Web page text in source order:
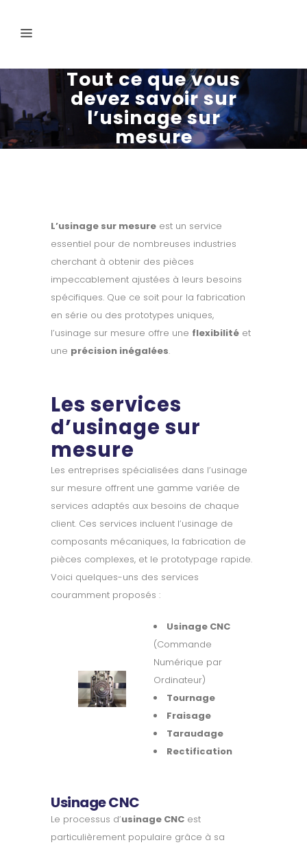
Tout ce que vous
devez savoir sur
l’usinage sur
mesure
L’usinage sur mesure est un service
essentiel pour de nombreuses industries
cherchant à obtenir des pièces
impeccablement ajustées à leurs besoins
spécifiques. Que ce soit pour la fabrication
en série ou des prototypes uniques,
l’usinage sur mesure offre une flexibilité et
une précision inégalées.
Les services
d’usinage sur
mesure
Les entreprises spécialisées dans l’usinage
sur mesure offrent une gamme variée de
services adaptés aux besoins de chaque
client. Ces services incluent l’usinage de
composants mécaniques, la fabrication de
pièces complexes, et le prototypage rapide.
Voici quelques-uns des services
couramment proposés :
Usinage CNC
(Commande
Numérique par
Ordinateur)
Tournage
Fraisage
Taraudage
Rectification
Usinage CNC
Le processus d’usinage CNC est
particulièrement populaire grâce à sa